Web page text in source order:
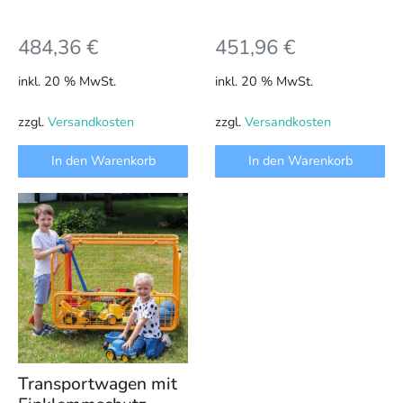
484,36€
inkl. 20 % MwSt.
zzgl. Versandkosten
In den Warenkorb
451,96€
inkl. 20 % MwSt.
zzgl. Versandkosten
In den Warenkorb
Transportwagen mit